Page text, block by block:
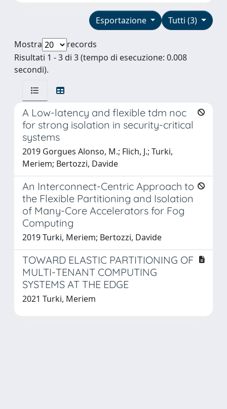
Tutti (3)
Esportazione
Mostra
records
Risultati 1 - 3 di 3 (tempo di esecuzione: 0.008
secondi).
A Low-latency and flexible tdm noc
for strong isolation in security-critical
systems
2019 Gorgues Alonso, M.; Flich, J.; Turki,
Meriem; Bertozzi, Davide
An Interconnect-Centric Approach to
the Flexible Partitioning and Isolation
of Many-Core Accelerators for Fog
Computing
2019 Turki, Meriem; Bertozzi, Davide
TOWARD ELASTIC PARTITIONING OF
MULTI-TENANT COMPUTING
SYSTEMS AT THE EDGE
2021 Turki, Meriem